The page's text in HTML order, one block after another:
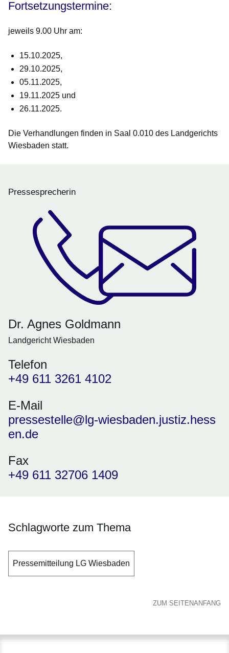
Fortsetzungstermine:
jeweils 9.00 Uhr am:
15.10.2025,
29.10.2025,
05.11.2025,
19.11.2025 und
26.11.2025.
Die Verhandlungen finden in Saal 0.010 des Landgerichts
Wiesbaden statt.
Pressesprecherin
Dr. Agnes Goldmann
Landgericht Wiesbaden
Telefon
+49 611 3261 4102
E-Mail
pressestelle@lg-wiesbaden.justiz.hess
en.de
Fax
+49 611 32706 1409
Schlagworte zum Thema
Pressemitteilung LG Wiesbaden
ZUM SEITENANFANG